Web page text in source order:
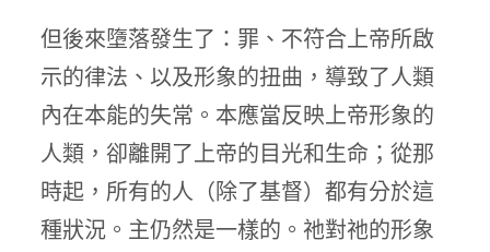
但後來墮落發生了：罪、不符合上帝所啟
示的律法、以及形象的扭曲，導致了人類
內在本能的失常。本應當反映上帝形象的
人類，卻離開了上帝的目光和生命；從那
時起，所有的人（除了基督）都有分於這
種狀況。主仍然是一樣的。祂對祂的形象